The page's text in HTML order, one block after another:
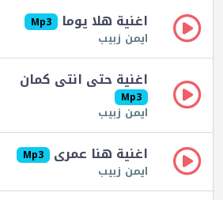
اغنية هلا يوما Mp3
ايمن زبيب
اغنية حتى انتى كمان
Mp3
ايمن زبيب
اغنية هنا عمرى Mp3
ايمن زبيب